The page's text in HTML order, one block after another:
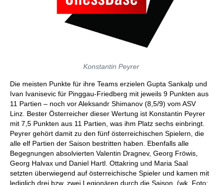
Konstantin Peyrer
Die meisten Punkte für ihre Teams erzielen Gupta Sankalp und
Ivan Ivanisevic für Pinggau-Friedberg mit jeweils 9 Punkten aus
11 Partien – noch vor Aleksandr Shimanov (8,5/9) vom ASV
Linz. Bester Österreicher dieser Wertung ist Konstantin Peyrer
mit 7,5 Punkten aus 11 Partien, was ihm Platz sechs einbringt.
Peyrer gehört damit zu den fünf österreichischen Spielern, die
alle elf Partien der Saison bestritten haben. Ebenfalls alle
Begegnungen absolvierten Valentin Dragnev, Georg Fröwis,
Georg Halvax und Daniel Hartl. Ottakring und Maria Saal
setzten überwiegend auf österreichische Spieler und kamen mit
lediglich drei bzw. zwei Legionären durch die Saison. (wk, Foto: